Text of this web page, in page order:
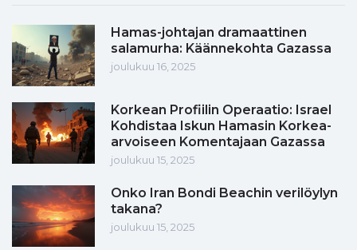
Hamas-johtajan dramaattinen
salamurha: Käännekohta Gazassa
joulukuu 16, 2025
Korkean Profiilin Operaatio: Israel
Kohdistaa Iskun Hamasin Korkea-
arvoiseen Komentajaan Gazassa
joulukuu 15, 2025
Onko Iran Bondi Beachin verilöylyn
takana?
joulukuu 15, 2025